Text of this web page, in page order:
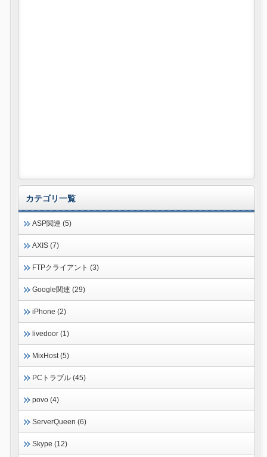
カテゴリ一覧
ASP関連 (5)
AXIS (7)
FTPクライアント (3)
Google関連 (29)
iPhone (2)
livedoor (1)
MixHost (5)
PCトラブル (45)
povo (4)
ServerQueen (6)
Skype (12)